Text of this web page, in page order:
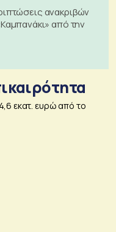
ανακριβών
από την